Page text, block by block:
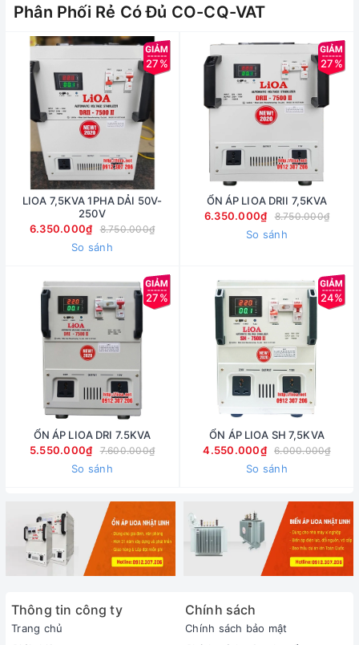
Phân Phối Rẻ Có Đủ CO-CQ-VAT
27%
LIOA 7,5KVA 1PHA DẢI 50V-
250V
6.350.000₫
8.750.000₫
So sánh
27%
ỔN ÁP LIOA DRII 7,5KVA
6.350.000₫
8.750.000₫
So sánh
27%
ỔN ÁP LIOA DRI 7.5KVA
5.550.000₫
7.600.000₫
So sánh
24%
ỔN ÁP LIOA SH 7,5KVA
4.550.000₫
6.000.000₫
So sánh
Thông tin công ty
Trang chủ
Chính sách
Chính sách bảo mật